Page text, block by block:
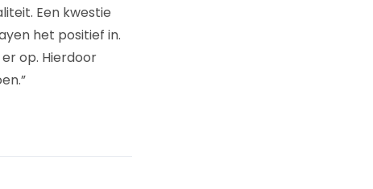
Een kwestie
het positief in.
op. Hierdoor